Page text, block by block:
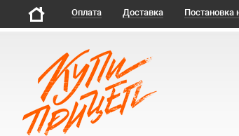
Оплата Доставка Постановка